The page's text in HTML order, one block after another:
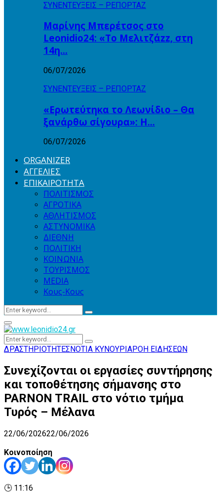
ΣΥΝΕΝΤΕΥΞΕΙΣ – ΡΕΠΟΡΤΑΖ
Μαρίνης Μπερέτσος στο
Leonidio24: «Το Μελιτζάzz, στη
14η…
06/07/2026
ΣΥΝΕΝΤΕΥΞΕΙΣ – ΡΕΠΟΡΤΑΖ
«Ερωτεύτηκα το Λεωνίδιο – Θα
ξανάρθω σίγουρα»: Η…
06/07/2026
ORGANIZER
ΑΓΓΕΛΙΕΣ
ΕΠΙΚΑΙΡΟΤΗΤΑ
ΠΟΛΙΤΙΣΜΟΣ
ΑΓΡΟΤΙΚΑ
ΑΘΛΗΤΙΣΜΟΣ
ΑΣΤΥΝΟΜΙΚΑ
ΔΙΕΘΝΗ
ΠΟΛΙΤΙΚΗ
ΚΟΙΝΩΝΙΑ
ΤΟΥΡΙΣΜΟΣ
MEDIA
Κους-Κους
Search
Search
Primary
Menu
Search
for:
Search
ΔΡΑΣΤΗΡΙΟΤΗΤΕΣ ΝΟΤΙΑ ΚΥΝΟΥΡΙΑΡΟΗ ΕΙΔΗΣΕΩΝ
Συνεχίζονται οι εργασίες συντήρησης
και τοποθέτησης σήμανσης στο
PARNON TRAIL στο νότιο τμήμα
Τυρός – Μέλανα
22/06/202622/06/2026
Κοινοποίηση
🕒 11:16